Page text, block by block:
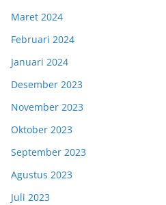
Maret 2024
Februari 2024
Januari 2024
Desember 2023
November 2023
Oktober 2023
September 2023
Agustus 2023
Juli 2023